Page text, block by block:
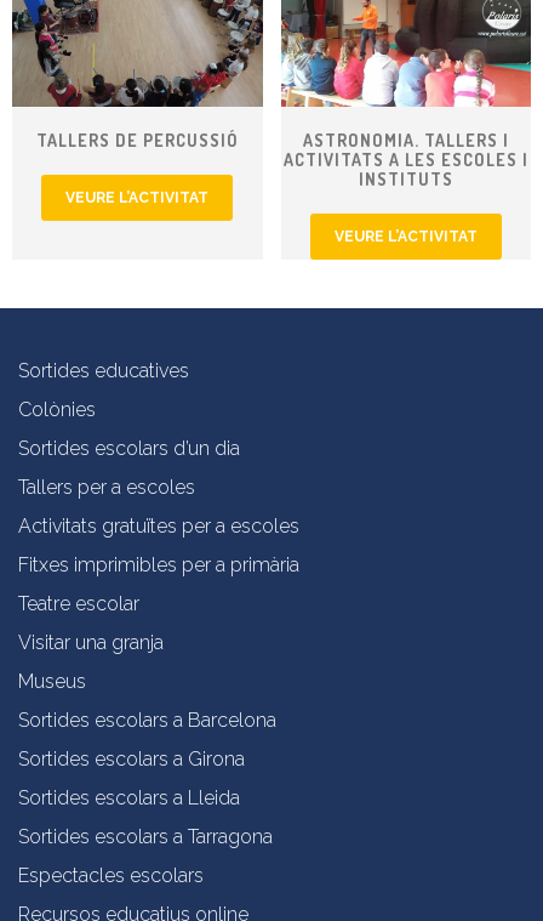
TALLERS DE PERCUSSIÓ
VEURE L’ACTIVITAT
ASTRONOMIA. TALLERS I
ACTIVITATS A LES ESCOLES I
INSTITUTS
VEURE L’ACTIVITAT
Sortides educatives
Colònies
Sortides escolars d’un dia
Tallers per a escoles
Activitats gratuïtes per a escoles
Fitxes imprimibles per a primària
Teatre escolar
Visitar una granja
Museus
Sortides escolars a Barcelona
Sortides escolars a Girona
Sortides escolars a Lleida
Sortides escolars a Tarragona
Espectacles escolars
Recursos educatius online